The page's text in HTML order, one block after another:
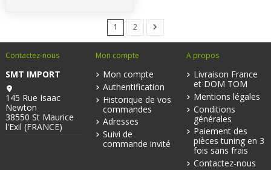
1 2
Contactez-nous
SMT IMPORT
145 Rue Isaac
Newton
38550 St Maurice
l'Exil (FRANCE)
Mon compte
Mon compte
Authentification
Historique de vos
commandes
Adresses
Suivi de
commande invité
A propos
Livraison France
et DOM TOM
Mentions légales
Conditions
générales
Paiement des
pièces tuning en 3
fois sans frais
Contactez-nous